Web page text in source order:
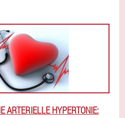
ARTERIELLE HYPERTONIE: